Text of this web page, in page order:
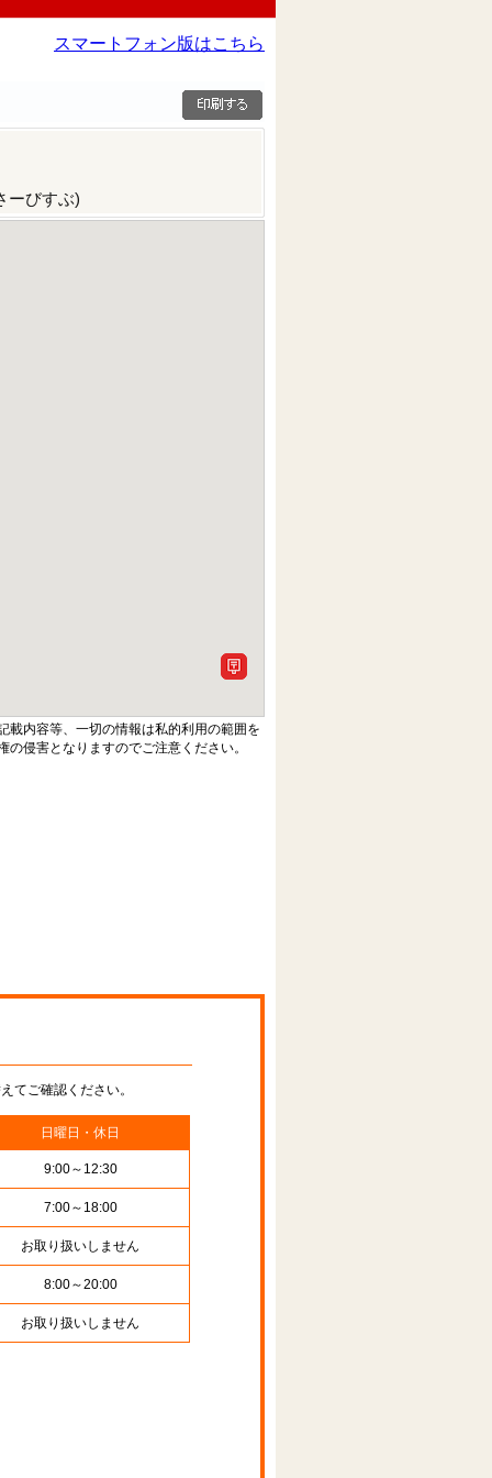
スマートフォン版はこちら
ーびすぶ)
載内容等、一切の情報は私的利用の範囲を
侵害となりますのでご注意ください。
てご確認ください。
日曜日・休日
9:00～12:30
7:00～18:00
お取り扱いしません
8:00～20:00
お取り扱いしません